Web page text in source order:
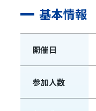
基本情報
開催日
参加人数